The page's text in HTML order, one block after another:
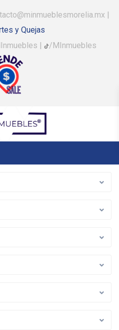
|
y Quejas
| /MInmuebles